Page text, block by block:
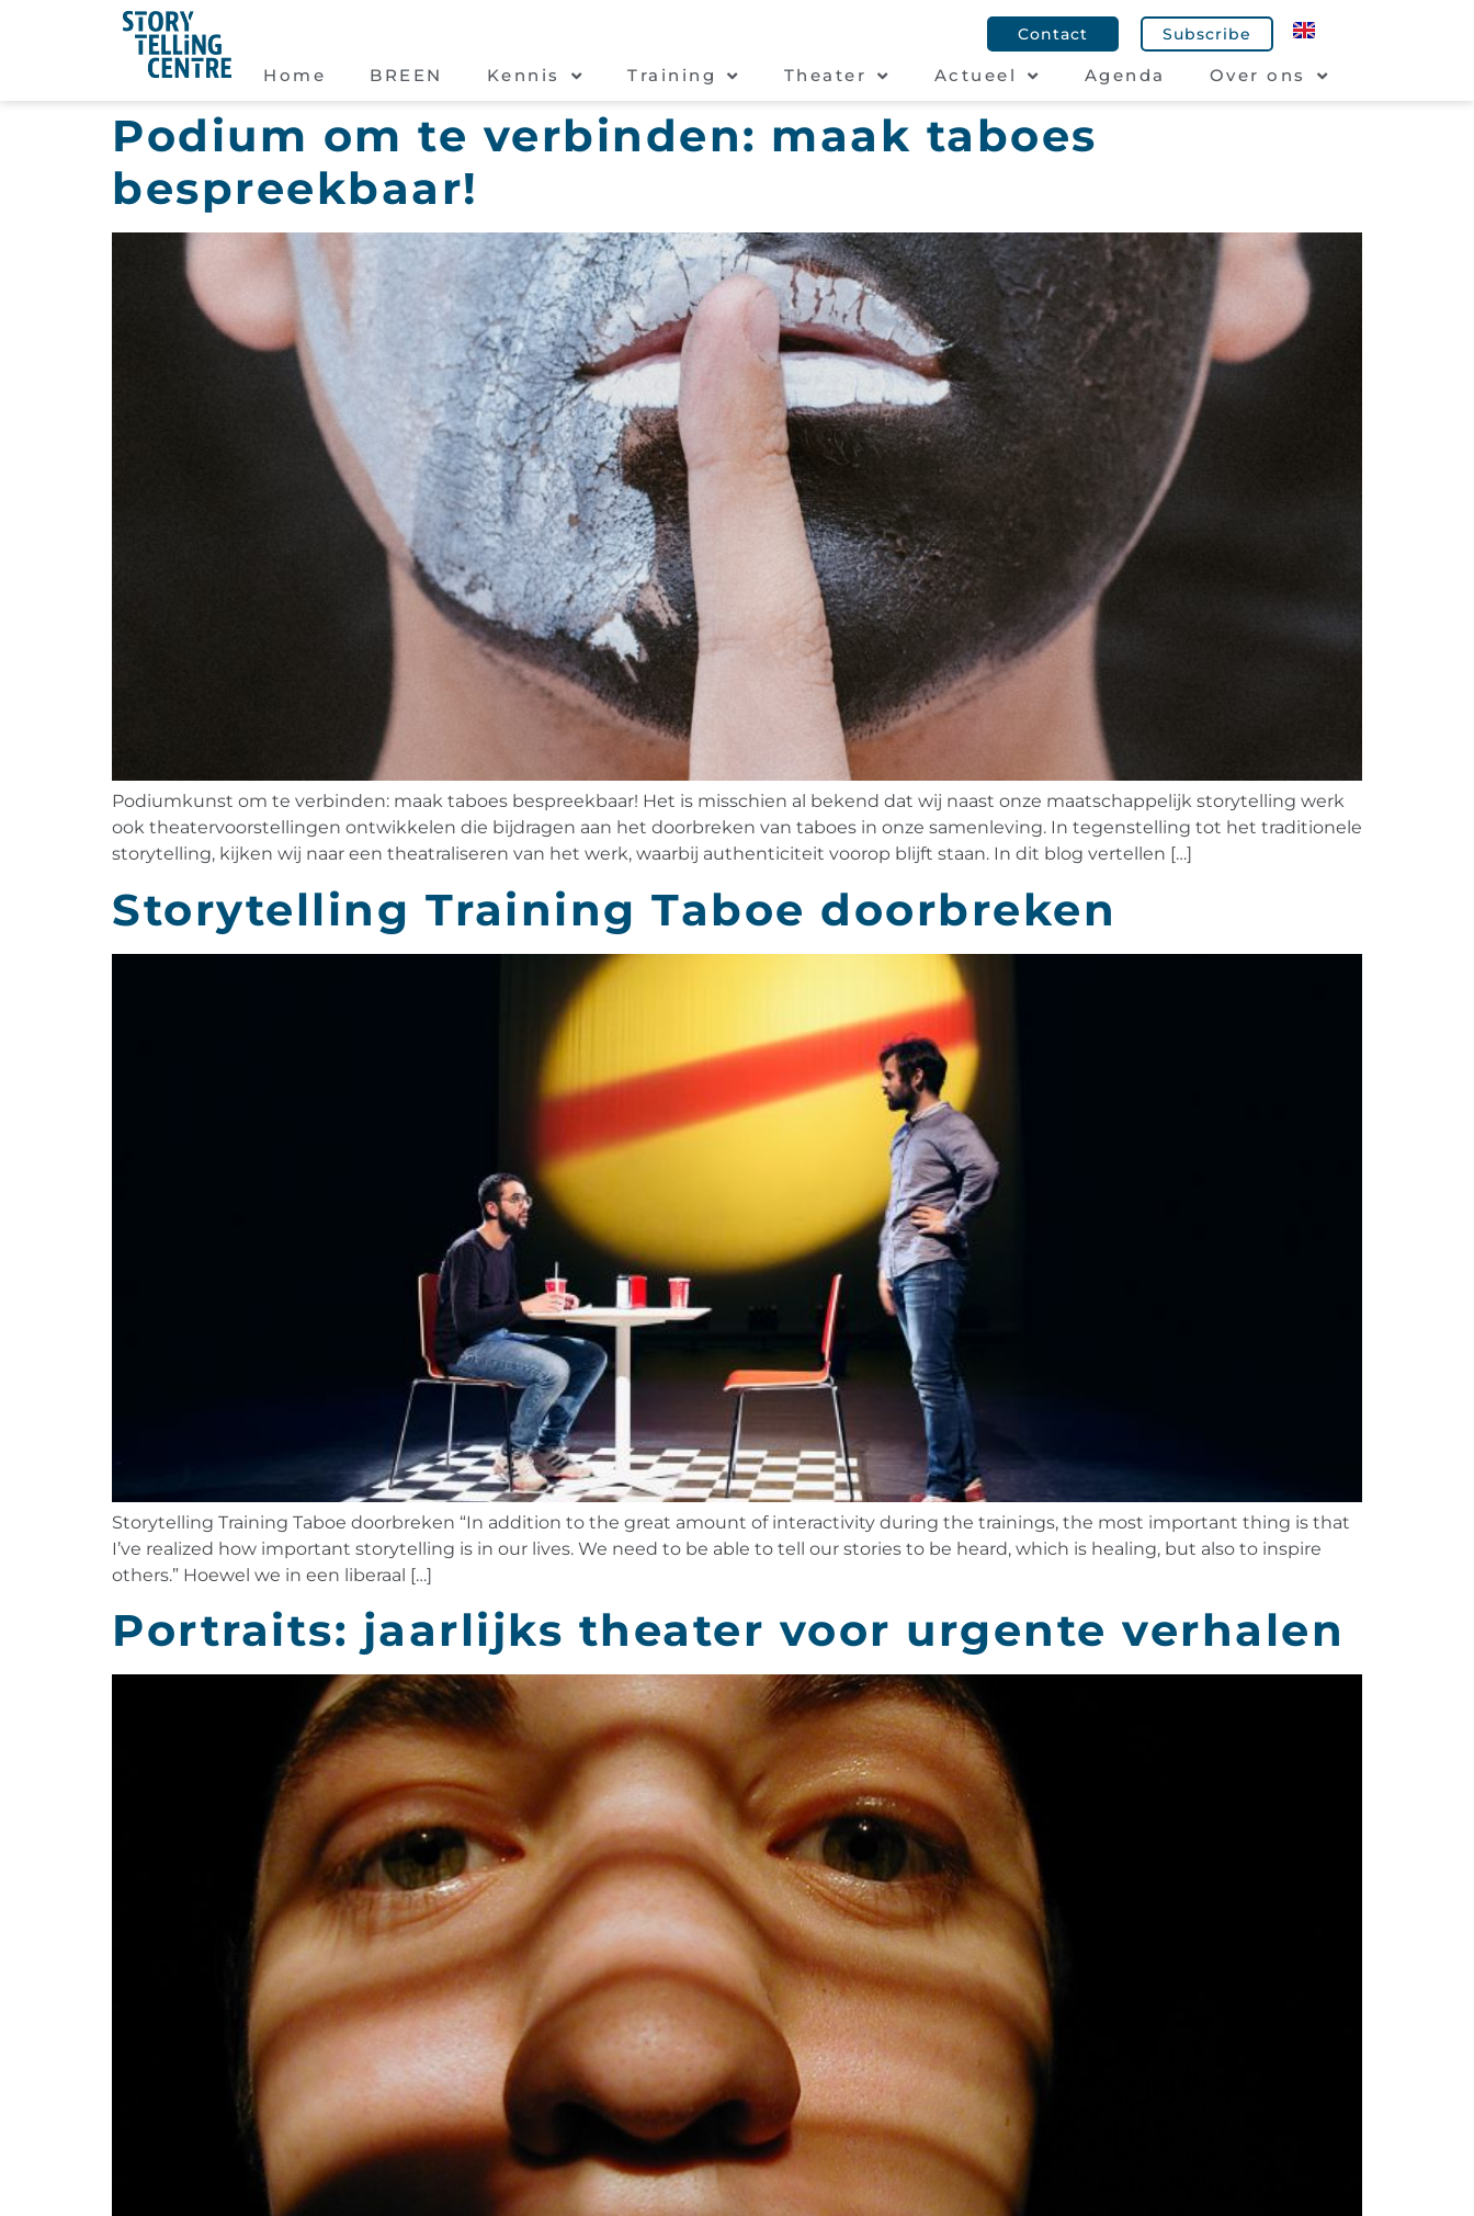
Contact Subscribe
Home BREEN Kennis Training Theater Actueel Agenda Over ons
Podium om te verbinden: maak taboes
bespreekbaar!
Podiumkunst om te verbinden: maak taboes bespreekbaar! Het is misschien al bekend dat wij naast onze maatschappelijk storytelling werk
ook theatervoorstellingen ontwikkelen die bijdragen aan het doorbreken van taboes in onze samenleving. In tegenstelling tot het traditionele
storytelling, kijken wij naar een theatraliseren van het werk, waarbij authenticiteit voorop blijft staan. In dit blog vertellen […]
Storytelling Training Taboe doorbreken
Storytelling Training Taboe doorbreken “In addition to the great amount of interactivity during the trainings, the most important thing is that
I’ve realized how important storytelling is in our lives. We need to be able to tell our stories to be heard, which is healing, but also to inspire
others.” Hoewel we in een liberaal […]
Portraits: jaarlijks theater voor urgente verhalen